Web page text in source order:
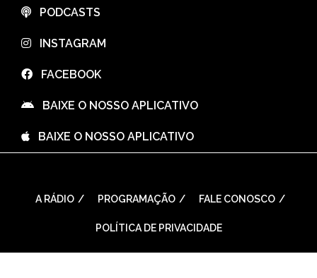
⠀PODCASTS
⠀INSTAGRAM
⠀FACEBOOK
⠀BAIXE O NOSSO APLICATIVO
⠀BAIXE O NOSSO APLICATIVO
A RÁDIO PROGRAMAÇÃO FALE CONOSCO
POLÍTICA DE PRIVACIDADE